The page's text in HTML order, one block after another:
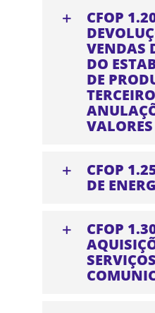
CFOP
VENDAS
DO
DE
VALORES
CFOP
DE
CFOP